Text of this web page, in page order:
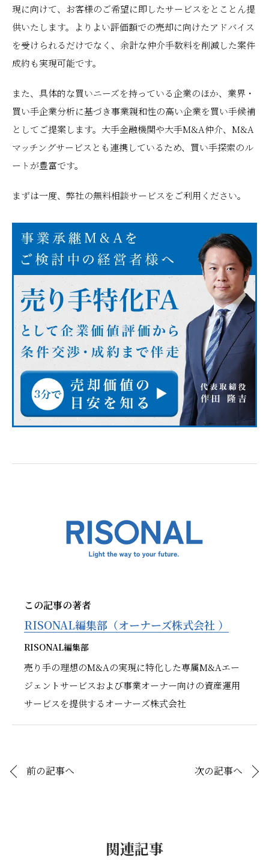
現に向けて、お客様のご希望に即したサービスをとことん提
供いたします。よりよい評価額での売却に向けたアドバイス
を受けられるだけでなく、余計な仲介手数料を削減した案件
成約も実現可能です。
また、具体的な買いニーズを持っている企業のほか、業界・
買い手企業分析に基づき事業親和性の高い企業を買い手候補
としてご提案します。大手金融機関や大手M&A仲介、M&A
マッチングサービスとも連携しているため、買い手探索のル
ートが豊富です。
まずは一度、弊社の無料相談サービスをご利用ください。
この記事の著者
RISONAL編集部（オーナーズ株式会社 ）
RISONAL編集部
売り手の理想のM&Aの実現に特化した専属M&Aエー
ジェントサービスおよび事業オーナー向けの資産運用
サービスを提供するオーナーズ株式会社
前の記事へ 次の記事へ
関連記事